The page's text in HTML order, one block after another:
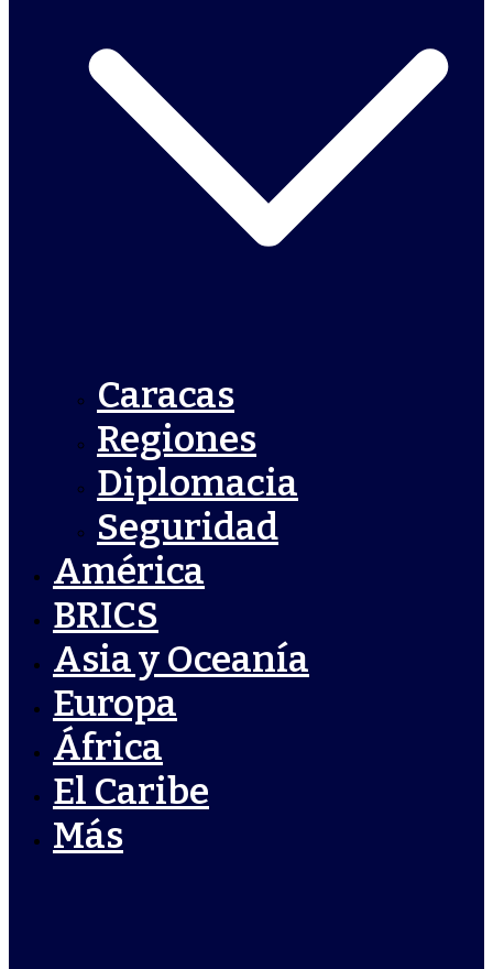
Caracas
Regiones
Diplomacia
Seguridad
América
BRICS
Asia y Oceanía
Europa
África
El Caribe
Más